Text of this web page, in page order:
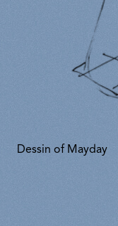
Dessin of Mayday